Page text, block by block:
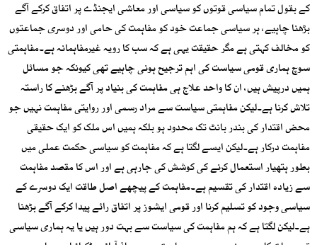
کے بقول تمام سیاسی قوتوں کو سیاسی اور معاشی ایجنڈے پر اتفاق کرکے آگے
بڑھنا چاہیے، ہر سیاسی جماعت خود کو مفاہمت کی حامی اور دوسری جماعتوں
کو مخالف کہتی ہے مگر حقیقت یہی ہے کہ سب کا رویہ غیرمفاہمانہ ہے۔مفاہمتی
سوچ ہماری قومی سیاست کی اہم ترجیح ہونی چاہیے تھی کیونکہ جو مسائل
ہمیں درپیش ہیں، ان کا واحد علاج ہی مفاہمت کی بنیاد پر آگے بڑھنے کا راستہ
تلاش کرنا ہے۔لیکن مفاہمتی سیاست سے مراد رسمی اور روایتی مفاہمت نہیں جو
محض اقتدار کی بندر بانٹ تک محدود ہو بلکہ ہمیں اس ملک کو ایک حقیقی
مفاہمت درکار ہے۔لیکن ایسے لگتا ہے کہ مفاہمت کو سیاسی حکمت عملی میں
بطور ہتھیار استعمال کرنے کی کوشش کی جارہی ہے اور اس کا مقصد مفاہمت
سے زیادہ اقتدار کی تقسیم ہے۔مفاہمت کے پیچھے اصل طاقت ایک دوسرے کے
سیاسی وجود کو تسلیم کرنا اور قومی ایشوز پر اتفاق رائے پیدا کرکے آگے بڑھنا
ہے۔لیکن لگتا ہے کہ ہم مفاہمت کی سیاست سے بہت دور ہیں یا یہ ہماری سیاسی